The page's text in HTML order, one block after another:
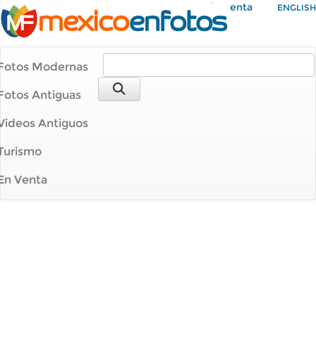
Mi Cuenta ENGLISH
Modernas
Antiguas
Antiguos
Venta